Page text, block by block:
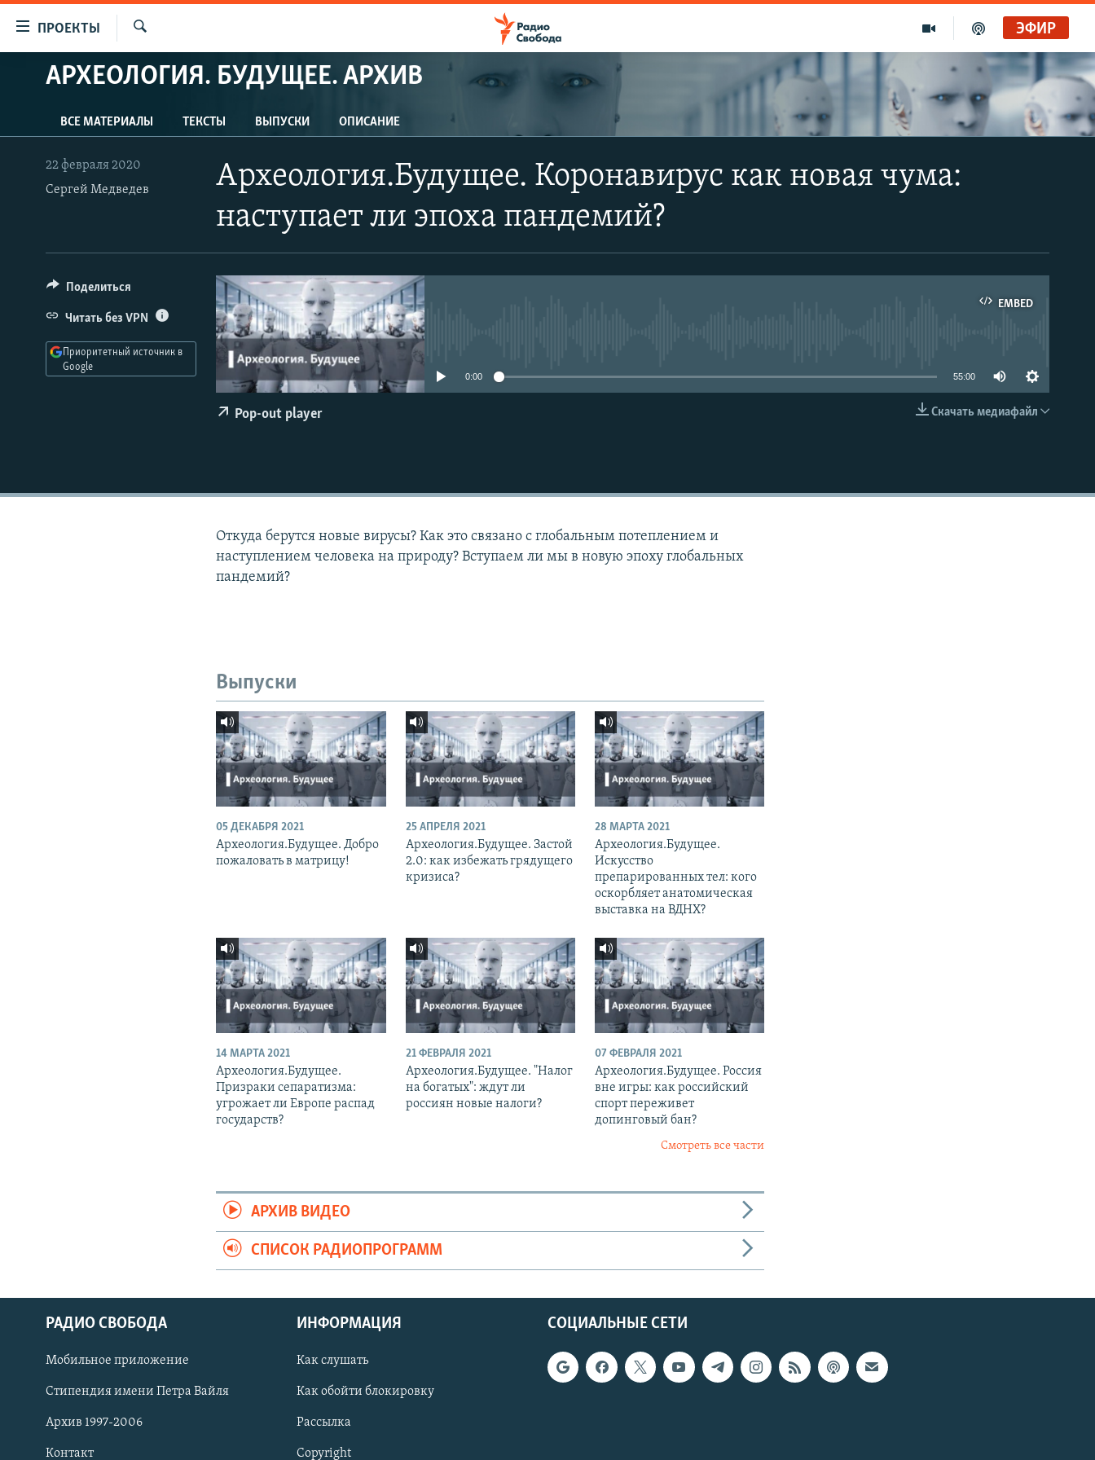
упрощенного
Вернуться
к
основному
содержанию
Вернутся
ПРОЕКТЫ
ПРОГРАММЫ
АВТОРСКИЕ ПРОЕКТЫ
ЦИТАТЫ СВОБОДЫ
МНЕНИЯ
IDEL.РЕАЛИИ
КАВКАЗ.РЕАЛИИ
СЕВЕР.РЕАЛИИ
СИБИРЬ.РЕАЛИИ
РАСПИСАНИЕ ВЕЩАНИЯ
СОЦИАЛЬНЫЕ СЕТИ
ЭФИР
АРХЕОЛОГИЯ. БУДУЩЕЕ. АРХИВ
ВСЕ МАТЕРИАЛЫ ТЕКСТЫ ВЫПУСКИ ОПИСАНИЕ
Археология.Будущее. Коронавирус как новая чума:
наступает ли эпоха пандемий?
22 февраля 2020
Сергей Медведев
EMBED
EMBED
0:00 55:00
Скачать медиафайл
Pop-out player
Поделиться
Читать без VPN
Приоритетный источник в
Google
Откуда берутся новые вирусы? Как это связано с глобальным потеплением и
наступлением человека на природу? Вступаем ли мы в новую эпоху глобальных
пандемий?
Выпуски
05 ДЕКАБРЯ 2021
Археология.Будущее. Добро
пожаловать в матрицу!
25 АПРЕЛЯ 2021
Археология.Будущее. Застой
2.0: как избежать грядущего
кризиса?
28 МАРТА 2021
Археология.Будущее.
Искусство
препарированных тел: кого
оскорбляет анатомическая
выставка на ВДНХ?
14 МАРТА 2021
Археология.Будущее.
Призраки сепаратизма:
угрожает ли Европе распад
государств?
21 ФЕВРАЛЯ 2021
Археология.Будущее. "Налог
на богатых": ждут ли
россиян новые налоги?
07 ФЕВРАЛЯ 2021
Археология.Будущее. Россия
вне игры: как российский
спорт переживет
допинговый бан?
Смотреть все части
АРХИВ ВИДЕО
СПИСОК РАДИОПРОГРАММ
СОЦИАЛЬНЫЕ СЕТИ
РАДИО СВОБОДА
Мобильное приложение
Стипендия имени Петра Вайля
Архив 1997-2006
Контакт
ИНФОРМАЦИЯ
Как слушать
Как обойти блокировку
Рассылка
Copyright